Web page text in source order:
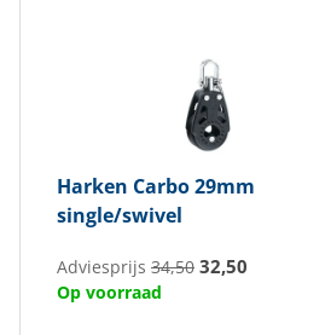
Harken Carbo 29mm
single/swivel
Adviesprijs 34,50 32,50
Op voorraad